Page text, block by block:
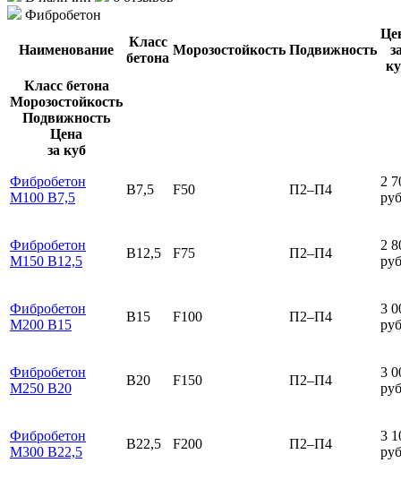
Фибробетон
Наименование
Класс
бетона
Морозостойкость Подвижность
Класс бетона
Морозостойкость
Подвижность
Цена
за куб
Фибробетон
М100 В7,5
B7,5 F50 П2–П4
2
Фибробетон
М150 В12,5
B12,5 F75 П2–П4
2
Фибробетон
М200 В15
B15 F100 П2–П4
3
Фибробетон
М250 В20
B20 F150 П2–П4
3
Фибробетон
М300 В22,5
B22,5 F200 П2–П4
3